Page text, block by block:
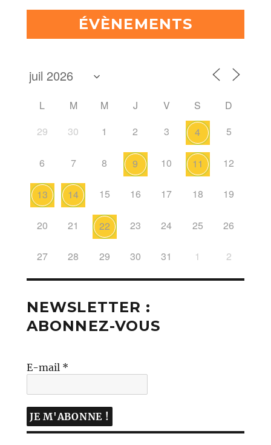
ÉVÈNEMENTS
L M M J V S
D
29
30 1 2 3 4 5
6 7 8 9 10 11 12
13 14 15 16 17 18 19
20 21 22 23 24 25 26
27 28 29 30 31 1 2
NEWSLETTER :
ABONNEZ-VOUS
E-mail *